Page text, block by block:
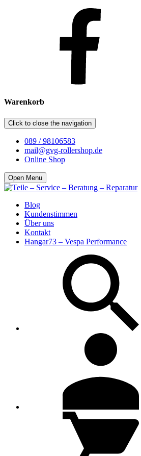
Warenkorb
Click to close the navigation
089 / 98106583
mail@gvg-rollershop.de
Online Shop
Open Menu
Blog
Kundenstimmen
Über uns
Kontakt
Hangar73 – Vespa Performance